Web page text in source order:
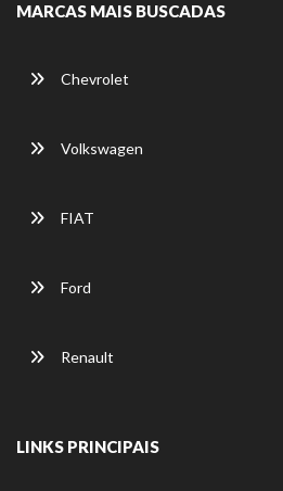
MARCAS MAIS BUSCADAS
Chevrolet
Volkswagen
FIAT
Ford
Renault
LINKS PRINCIPAIS